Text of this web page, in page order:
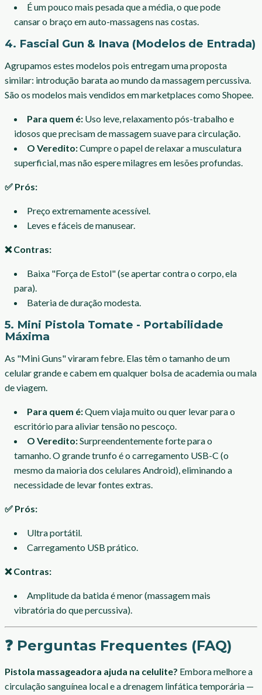
É um pouco mais pesada que a média, o que pode
cansar o braço em auto-massagens nas costas.
4. Fascial Gun & Inava (Modelos de Entrada)
Agrupamos estes modelos pois entregam uma proposta
similar: introdução barata ao mundo da massagem percussiva.
São os modelos mais vendidos em marketplaces como Shopee.
Para quem é: Uso leve, relaxamento pós-trabalho e
idosos que precisam de massagem suave para circulação.
O Veredito:Cumpre o papel de relaxar a musculatura
superficial, mas não espere milagres em lesões profundas.
✅ Prós:
Preço extremamente acessível.
Leves e fáceis de manusear.
❌ Contras:
Baixa "Força de Estol" (se apertar contra o corpo, ela
para).
Bateria de duração modesta.
5. Mini Pistola Tomate - Portabilidade
Máxima
As "Mini Guns" viraram febre. Elas têm o tamanho de um
celular grande e cabem em qualquer bolsa de academia ou mala
de viagem.
Para quem é:Quem viaja muito ou quer levar para o
escritório para aliviar tensão no pescoço.
O Veredito:Surpreendentemente forte para o
tamanho. O grande trunfo é o carregamento USB-C (o
mesmo da maioria dos celulares Android), eliminando a
necessidade de levar fontes extras.
✅ Prós:
Ultra portátil.
Carregamento USB prático.
❌ Contras:
Amplitude da batida é menor (massagem mais
vibratória do que percussiva).
❓ Perguntas Frequentes (FAQ)
Pistola massageadora ajuda na celulite? Embora melhore a
circulação sanguínea local e a drenagem linfática temporária —